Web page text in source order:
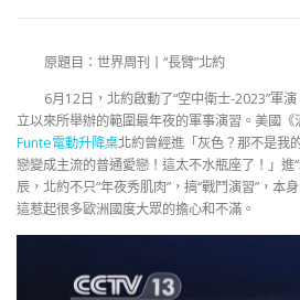
原題目：世界周刊丨“長臂”北約
6月12日，北約啟動了“空中衛士-2023”軍
立以來所舉辦的範圍最年夜的軍事演習。美國《
Funte電動升降桌北約曾經進「灰色？那不是我
戀變成主流的普通愛戀！這太不水瓶座了！」進
辰，北約不只“年夜秀肌肉”，搞“戰鬥演習”，本
這惹起很多歐洲國度大眾的擔心和不滿。